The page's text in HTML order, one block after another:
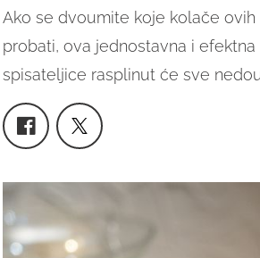
Ako se dvoumite koje kolače
probati, ova jednostavna i
spisateljice rasplinut će sve